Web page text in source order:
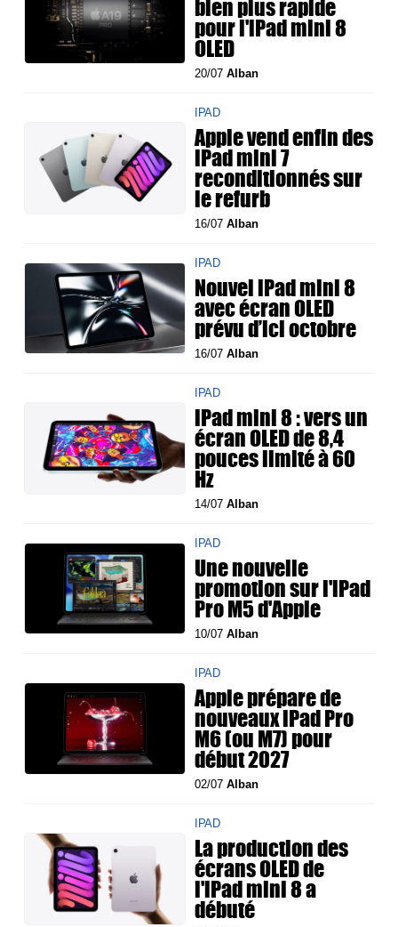
bien plus rapide
pour l'iPad mini 8
OLED
20/07Alban
IPAD
Apple vend enfin des
iPad mini 7
reconditionnés sur
le refurb
16/07Alban
IPAD
Nouvel iPad mini 8
avec écran OLED
prévu d’ici octobre
16/07Alban
IPAD
iPad mini 8 : vers un
écran OLED de 8,4
pouces limité à 60
Hz
14/07Alban
IPAD
Une nouvelle
promotion sur l'iPad
Pro M5 d'Apple
10/07Alban
IPAD
Apple prépare de
nouveaux iPad Pro
M6 (ou M7) pour
début 2027
02/07Alban
IPAD
La production des
écrans OLED de
l'iPad mini 8 a
débuté